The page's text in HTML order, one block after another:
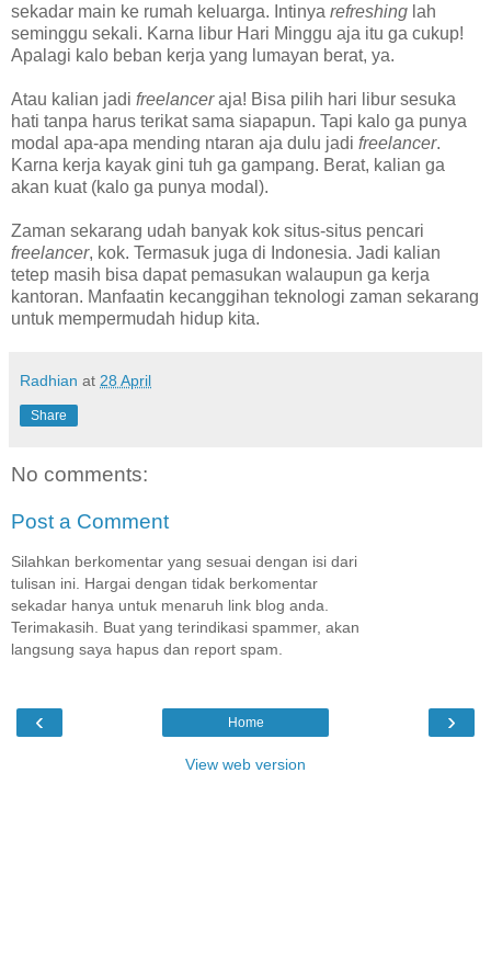
sekadar main ke rumah keluarga. Intinya refreshing lah
seminggu sekali. Karna libur Hari Minggu aja itu ga cukup!
Apalagi kalo beban kerja yang lumayan berat, ya.
Atau kalian jadi freelanceraja! Bisa pilih hari libur sesuka
hati tanpa harus terikat sama siapapun. Tapi kalo ga punya
modal apa-apa mending ntaran aja dulu jadi freelancer.
Karna kerja kayak gini tuh ga gampang. Berat, kalian ga
akan kuat (kalo ga punya modal).
Zaman sekarang udah banyak kok situs-situs pencari
freelancer, kok. Termasuk juga di Indonesia. Jadi kalian
tetep masih bisa dapat pemasukan walaupun ga kerja
kantoran. Manfaatin kecanggihan teknologi zaman sekarang
untuk mempermudah hidup kita.
Radhian at 28 April
Share
No comments:
Post a Comment
Silahkan berkomentar yang sesuai dengan isi dari
tulisan ini. Hargai dengan tidak berkomentar
sekadar hanya untuk menaruh link blog anda.
Terimakasih. Buat yang terindikasi spammer, akan
langsung saya hapus dan report spam.
‹ ›
Home
View web version